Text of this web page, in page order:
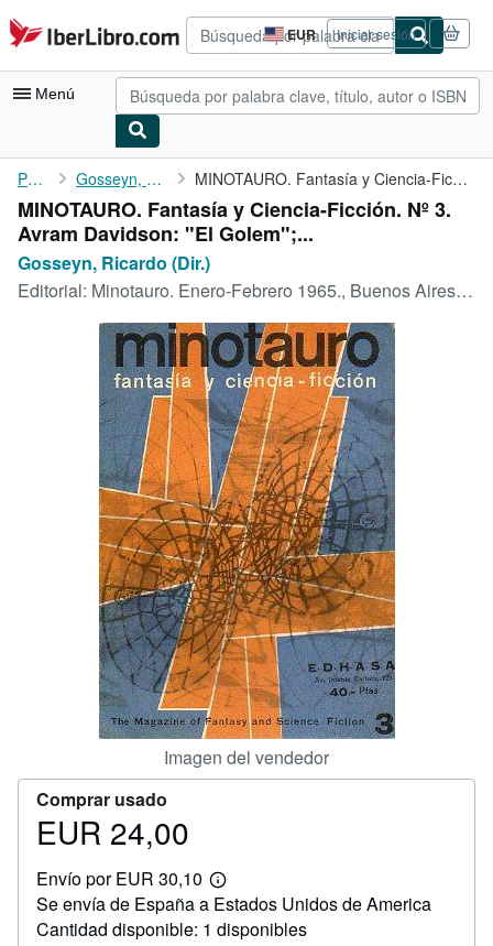
Pasar al contenido principal
IberLibro.com EUR
Preferencias
de
compra
del
Iniciar sesión
Menú
Mi cuenta
Consultar mis pedidos
Búsqueda avanzada
Colecciones
Libros antiguos
Arte y coleccionismo
Vendedores
Comenzar a vender
CERRAR
Portada Gosseyn, Ricardo (Dir.) MINOTAURO. Fantasía y Ciencia-Ficción. Nº 3. Avram Davidson: "El...
MINOTAURO. Fantasía y Ciencia-Ficción. Nº 3.
Avram Davidson: "El Golem";...
Gosseyn, Ricardo (Dir.)
Editorial: Minotauro. Enero-Febrero 1965., Buenos Aires., 1965
Imagen del vendedor
Comprar usado
Precio
24,00
EUR 24,00
Envío por EUR 30,10
Más
información
sobre
las
Se envía de España a Estados Unidos de America
Cantidad disponible: 1 disponibles